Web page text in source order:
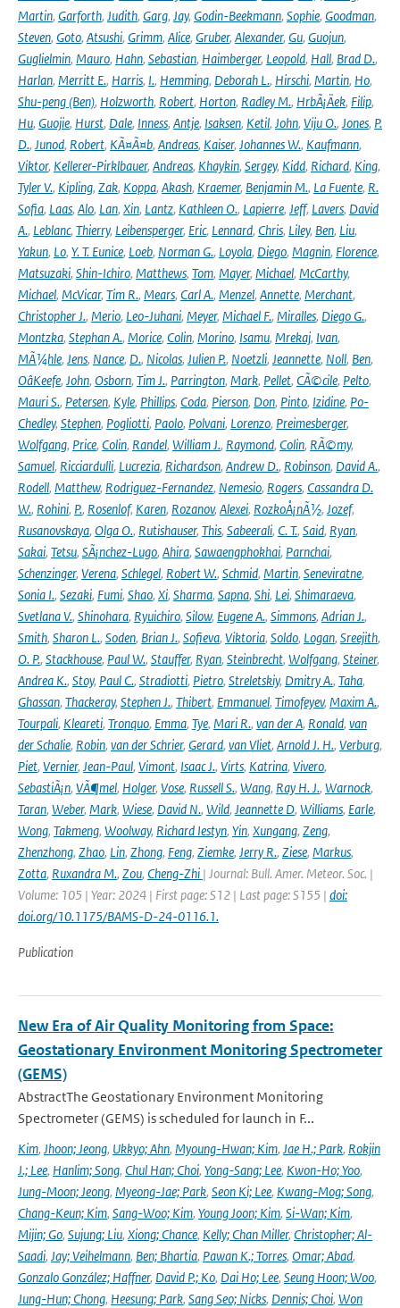
Martin, Garforth, Judith, Garg, Jay, Godin-Beekmann, Sophie, Goodman,
Steven, Goto, Atsushi, Grimm, Alice, Gruber, Alexander, Gu, Guojun,
Guglielmin, Mauro, Hahn, Sebastian, Haimberger, Leopold, Hall, Brad D.,
Harlan, Merritt E., Harris, I., Hemming, Deborah L., Hirschi, Martin, Ho,
Shu-peng (Ben), Holzworth, Robert, Horton, Radley M., HrbÃ¡Äek, Filip,
Hu, Guojie, Hurst, Dale, Inness, Antje, Isaksen, Ketil, John, Viju O., Jones, P.
D., Junod, Robert, KÃ¤Ã¤b, Andreas, Kaiser, Johannes W., Kaufmann,
Viktor, Kellerer-Pirklbauer, Andreas, Khaykin, Sergey, Kidd, Richard, King,
Tyler V., Kipling, Zak, Koppa, Akash, Kraemer, Benjamin M., La Fuente, R.
Sofia, Laas, Alo, Lan, Xin, Lantz, Kathleen O., Lapierre, Jeff, Lavers, David
A., Leblanc, Thierry, Leibensperger, Eric, Lennard, Chris, Liley, Ben, Liu,
Yakun, Lo, Y. T. Eunice, Loeb, Norman G., Loyola, Diego, Magnin, Florence,
Matsuzaki, Shin-Ichiro, Matthews, Tom, Mayer, Michael, McCarthy,
Michael, McVicar, Tim R., Mears, Carl A., Menzel, Annette, Merchant,
Christopher J., Merio, Leo-Juhani, Meyer, Michael F., Miralles, Diego G.,
Montzka, Stephan A., Morice, Colin, Morino, Isamu, Mrekaj, Ivan,
MÃ¼hle, Jens, Nance, D., Nicolas, Julien P., Noetzli, Jeannette, Noll, Ben,
OâKeefe, John, Osborn, Tim J., Parrington, Mark, Pellet, CÃ©cile, Pelto,
Mauri S., Petersen, Kyle, Phillips, Coda, Pierson, Don, Pinto, Izidine, Po-
Chedley, Stephen, Pogliotti, Paolo, Polvani, Lorenzo, Preimesberger,
Wolfgang, Price, Colin, Randel, William J., Raymond, Colin, RÃ©my,
Samuel, Ricciardulli, Lucrezia, Richardson, Andrew D., Robinson, David A.,
Rodell, Matthew, Rodriguez-Fernandez, Nemesio, Rogers, Cassandra D.
W., Rohini, P., Rosenlof, Karen, Rozanov, Alexei, RozkoÅ¡nÃ½, Jozef,
Rusanovskaya, Olga O., Rutishauser, This, Sabeerali, C. T., Said, Ryan,
Sakai, Tetsu, SÃ¡nchez-Lugo, Ahira, Sawaengphokhai, Parnchai,
Schenzinger, Verena, Schlegel, Robert W., Schmid, Martin, Seneviratne,
Sonia I., Sezaki, Fumi, Shao, Xi, Sharma, Sapna, Shi, Lei, Shimaraeva,
Svetlana V., Shinohara, Ryuichiro, Silow, Eugene A., Simmons, Adrian J.,
Smith, Sharon L., Soden, Brian J., Sofieva, Viktoria, Soldo, Logan, Sreejith,
O. P., Stackhouse, Paul W., Stauffer, Ryan, Steinbrecht, Wolfgang, Steiner,
Andrea K., Stoy, Paul C., Stradiotti, Pietro, Streletskiy, Dmitry A., Taha,
Ghassan, Thackeray, Stephen J., Thibert, Emmanuel, Timofeyev, Maxim A.,
Tourpali, Kleareti, Tronquo, Emma, Tye, Mari R., van der A, Ronald, van
der Schalie, Robin, van der Schrier, Gerard, van Vliet, Arnold J. H., Verburg,
Piet, Vernier, Jean-Paul, Vimont, Isaac J., Virts, Katrina, Vivero,
SebastiÃ¡n, VÃ¶mel, Holger, Vose, Russell S., Wang, Ray H. J., Warnock,
Taran, Weber, Mark, Wiese, David N., Wild, Jeannette D, Williams, Earle,
Wong, Takmeng, Woolway, Richard Iestyn, Yin, Xungang, Zeng,
Zhenzhong, Zhao, Lin, Zhong, Feng, Ziemke, Jerry R., Ziese, Markus,
Zotta, Ruxandra M., Zou, Cheng-Zhi | Journal: Bull. Amer. Meteor. Soc. |
Volume: 105 | Year: 2024 | First page: S12 | Last page: S155 | doi:
doi.org/10.1175/BAMS-D-24-0116.1.
Publication
New Era of Air Quality Monitoring from Space:
Geostationary Environment Monitoring Spectrometer
(GEMS)
AbstractThe Geostationary Environment Monitoring
Spectrometer (GEMS) is scheduled for launch in F...
Kim, Jhoon; Jeong, Ukkyo; Ahn, Myoung-Hwan; Kim, Jae H.; Park, Rokjin
J.; Lee, Hanlim; Song, Chul Han; Choi, Yong-Sang; Lee, Kwon-Ho; Yoo,
Jung-Moon; Jeong, Myeong-Jae; Park, Seon Ki; Lee, Kwang-Mog; Song,
Chang-Keun; Kim, Sang-Woo; Kim, Young Joon; Kim, Si-Wan; Kim,
Mijin; Go, Sujung; Liu, Xiong; Chance, Kelly; Chan Miller, Christopher; Al-
Saadi, Jay; Veihelmann, Ben; Bhartia, Pawan K.; Torres, Omar; Abad,
Gonzalo González; Haffner, David P.; Ko, Dai Ho; Lee, Seung Hoon; Woo,
Jung-Hun; Chong, Heesung; Park, Sang Seo; Nicks, Dennis; Choi, Won